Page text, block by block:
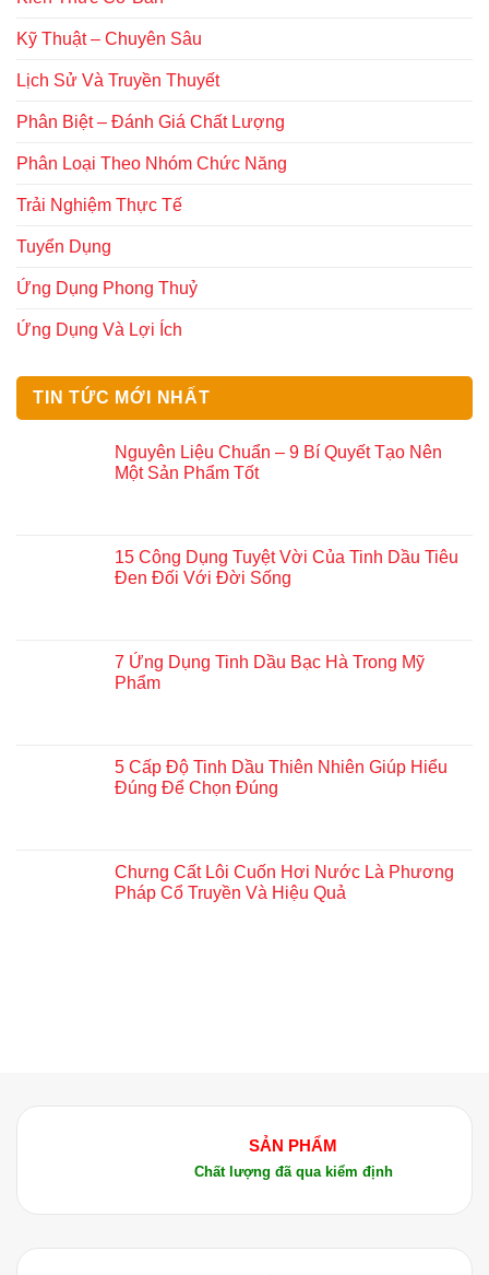
Kỹ Thuật – Chuyên Sâu
Lịch Sử Và Truyền Thuyết
Phân Biệt – Đánh Giá Chất Lượng
Phân Loại Theo Nhóm Chức Năng
Trải Nghiệm Thực Tế
Tuyển Dụng
Ứng Dụng Phong Thuỷ
Ứng Dụng Và Lợi Ích
TIN TỨC MỚI NHẤT
Nguyên Liệu Chuẩn – 9 Bí Quyết Tạo Nên
Một Sản Phẩm Tốt
15 Công Dụng Tuyệt Vời Của Tinh Dầu Tiêu
Đen Đối Với Đời Sống
7 Ứng Dụng Tinh Dầu Bạc Hà Trong Mỹ
Phẩm
5 Cấp Độ Tinh Dầu Thiên Nhiên Giúp Hiểu
Đúng Để Chọn Đúng
Chưng Cất Lôi Cuốn Hơi Nước Là Phương
Pháp Cổ Truyền Và Hiệu Quả
SẢN PHẨM
Chất lượng đã qua kiểm định